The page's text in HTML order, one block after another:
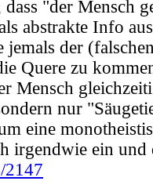
"der Mensch
abstrakte Info
jemals der
Quere zu
Mensch
nur
eine
irgendwie ein
2147